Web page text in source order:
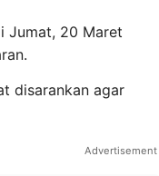
Jumat, 20 Maret
disarankan agar
Advertisement